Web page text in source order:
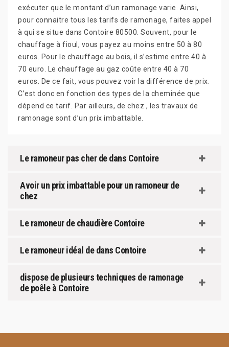
exécuter que le montant d’un ramonage varie. Ainsi,
pour connaitre tous les tarifs de ramonage, faites appel
à qui se situe dans Contoire 80500. Souvent, pour le
chauffage à fioul, vous payez au moins entre 50 à 80
euros. Pour le chauffage au bois, il s’estime entre 40 à
70 euro. Le chauffage au gaz coûte entre 40 à 70
euros. De ce fait, vous pouvez voir la différence de prix.
C’est donc en fonction des types de la cheminée que
dépend ce tarif. Par ailleurs, de chez , les travaux de
ramonage sont d’un prix imbattable.
Le ramoneur pas cher de dans Contoire
Avoir un prix imbattable pour un ramoneur de
chez
Le ramoneur de chaudière Contoire
Le ramoneur idéal de dans Contoire
dispose de plusieurs techniques de ramonage
de poêle à Contoire